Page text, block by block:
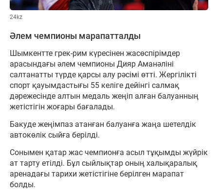
24kz
Әлем чемпионы марапатталды
Шымкентте грек-рим күресінен жасөспірімдер
арасындағы әлем чемпионы Дияр Аманәліні
салтанатты түрде қарсы алу рәсімі өтті. Жергілікті
спорт қауымдастығы 55 келіге дейінгі салмақ
дәрежесінде алтын медаль жеңіп алған балуанның
жетістігін жоғары бағалады.
Бакуде жеңімпаз атанған балуанға жаңа шетелдік
автокөлік сыйға берілді.
Сонымен қатар жас чемпионға асыл тұқымды жүйрік
ат тарту етілді. Бұл сыйлықтар оның халықаралық
аренадағы тарихи жетістігіне берілген марапат
болды.